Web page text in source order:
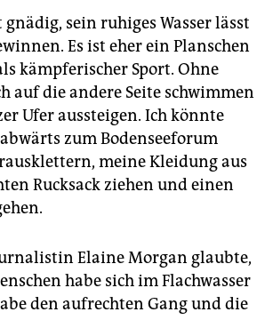
gnädig, sein ruhiges Wasser lässt
Es ist eher ein Planschen
kämpferischer Sport. Ohne
auf die andere Seite schwimmen
Ufer aussteigen. Ich könnte
zum Bodenseeforum
meine Kleidung aus
Rucksack ziehen und einen
Elaine Morgan glaubte,
habe sich im Flachwasser
den aufrechten Gang und die